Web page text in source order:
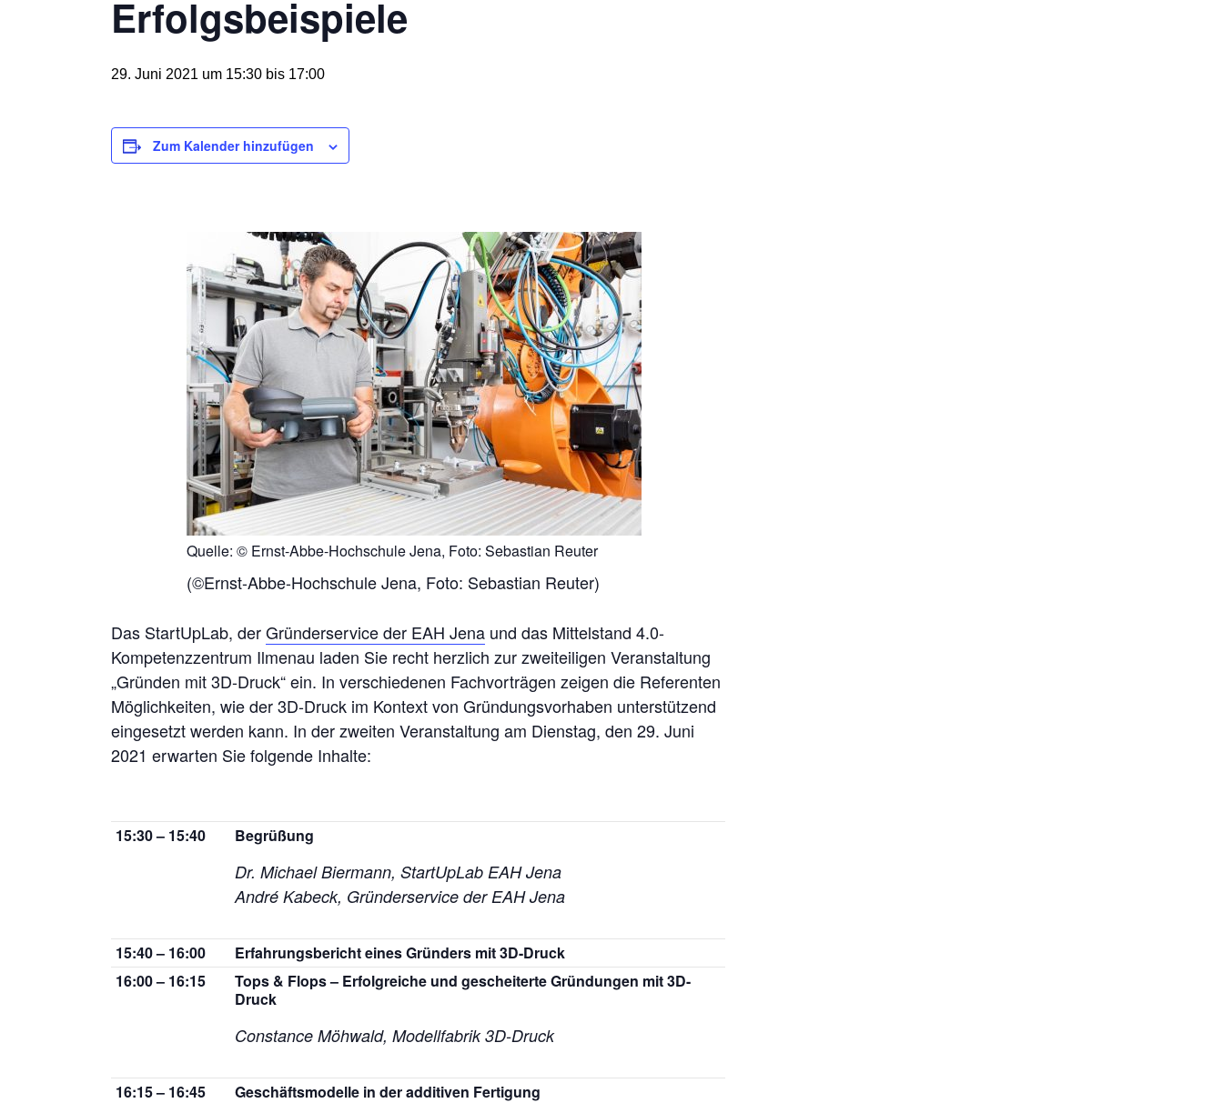
Erfolgsbeispiele
29. Juni 2021 um 15:30 bis 17:00
Quelle: © Ernst-Abbe-Hochschule Jena, Foto: Sebastian Reuter
(©Ernst-Abbe-Hochschule Jena, Foto: Sebastian Reuter)
Das StartUpLab, derGründerservice der EAH Jena und das Mittelstand 4.0-
Kompetenzzentrum Ilmenau laden Sie recht herzlich zur zweiteiligen Veranstaltung
„Gründen mit 3D-Druck“ ein. In verschiedenen Fachvorträgen zeigen die Referenten
Möglichkeiten, wie der 3D-Druck im Kontext von Gründungsvorhaben unterstützend
eingesetzt werden kann. In der zweiten Veranstaltung am Dienstag, den 29. Juni
2021 erwarten Sie folgende Inhalte:
15:30 – 15:40 Begrüßung
Dr. Michael Biermann, StartUpLab EAH Jena
André Kabeck, Gründerservice der EAH Jena
15:40 – 16:00
Erfahrungsbericht eines Gründers mit 3D-Druck
16:00 – 16:15
Tops & Flops – Erfolgreiche und gescheiterte Gründungen mit 3D-
Druck
Constance Möhwald, Modellfabrik 3D-Druck
16:15 – 16:45 Geschäftsmodelle in der additiven Fertigung
Zum Kalender hinzufügen